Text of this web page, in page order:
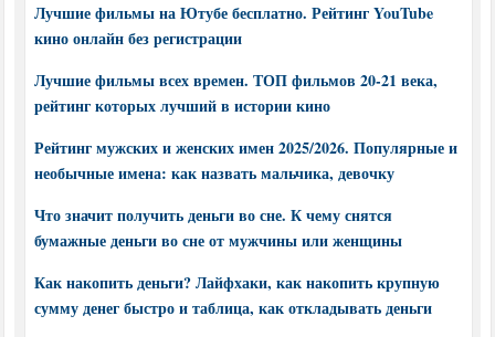
Лучшие фильмы на Ютубе бесплатно. Рейтинг YouTube
кино онлайн без регистрации
Лучшие фильмы всех времен. ТОП фильмов 20-21 века,
рейтинг которых лучший в истории кино
Рейтинг мужских и женских имен 2025/2026. Популярные и
необычные имена: как назвать мальчика, девочку
Что значит получить деньги во сне. К чему снятся
бумажные деньги во сне от мужчины или женщины
Как накопить деньги? Лайфхаки, как накопить крупную
сумму денег быстро и таблица, как откладывать деньги